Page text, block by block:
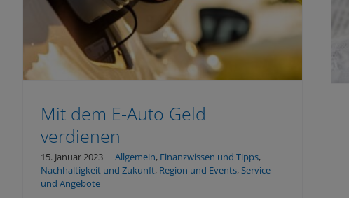
Mit dem E-Auto Geld
verdienen
15. Januar 2023 | Allgemein, Finanzwissen und Tipps,
Nachhaltigkeit und Zukunft, Region und Events,Service
und Angebote